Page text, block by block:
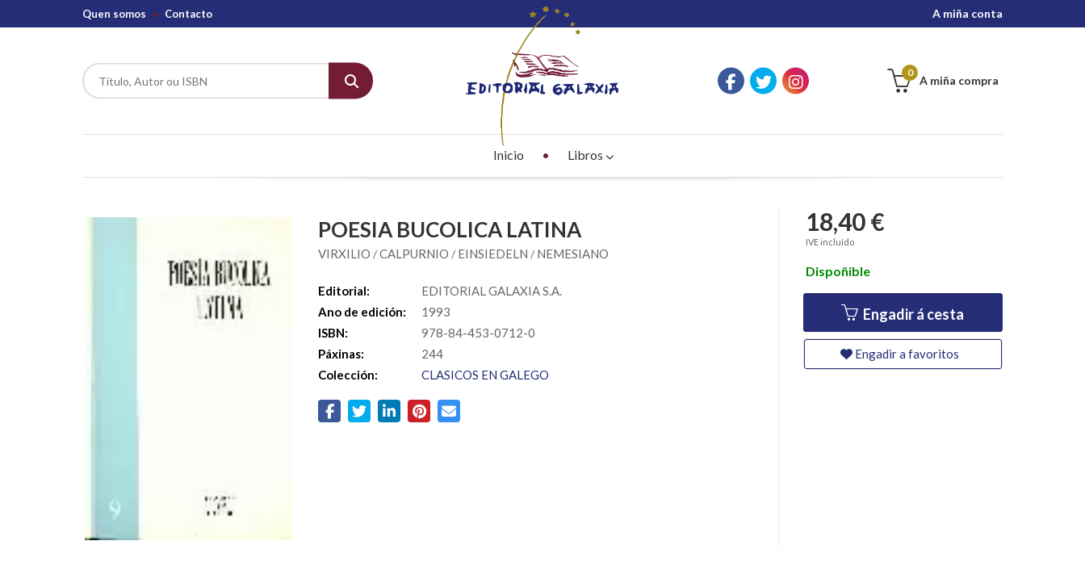
A miña conta
Quen somos Contacto
A miña compra
0
Inicio Libros
POESIA BUCOLICA LATINA
VIRXILIO /CALPURNIO / EINSIEDELN / NEMESIANO
Editorial:
EDITORIAL GALAXIA S.A.
Ano de edición:
1993
ISBN:
978-84-453-0712-0
Páxinas:
244
Colección:
CLASICOS EN GALEGO
18,40 €
IVE incluído
Dispoñible
Engadir á cesta
Engadir a favoritos